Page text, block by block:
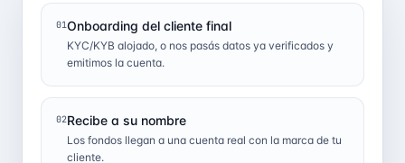
01Onboarding del cliente final
KYC/KYB alojado, o nos pasás datos ya verificados y
emitimos la cuenta.
02Recibe a su nombre
Los fondos llegan a una cuenta real con la marca de tu
cliente.